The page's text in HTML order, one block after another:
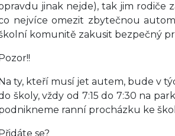
jinak nejde), tak jim rodiče
nejvíce omezit zbytečnou
komunitě zakusit bezpečný
Pozor!!
Na ty, kteří musí jet autem, bude v
školy, vždy od 7:15 do 7:30 na
ranní procházku ke
Přidáte se?